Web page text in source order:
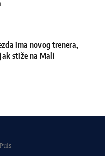
ima novog trenera,
stiže na Mali